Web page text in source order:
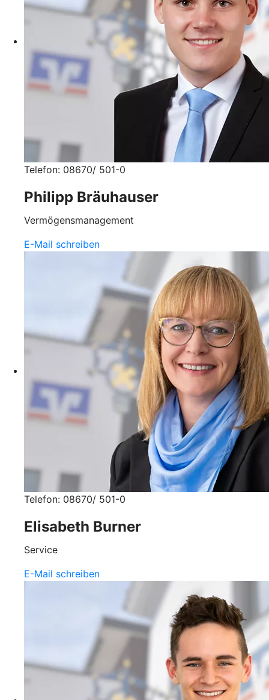
Telefon: 08670/ 501-0
Philipp Bräuhauser
Vermögensmanagement
E-Mail schreiben
Telefon: 08670/ 501-0
Elisabeth Burner
Service
E-Mail schreiben